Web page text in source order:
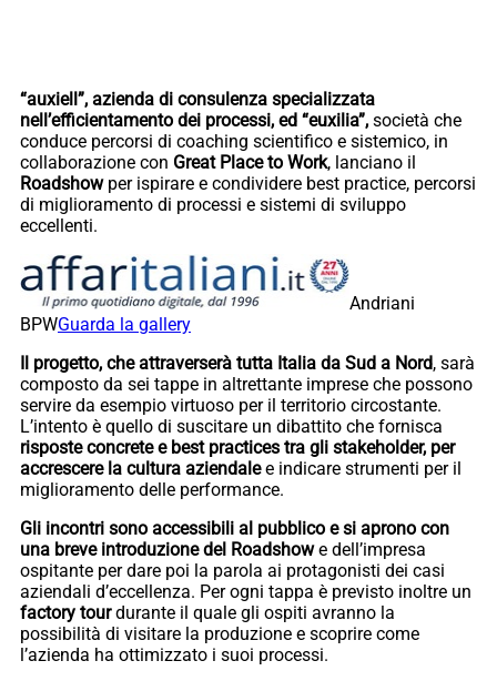
“auxiell”, azienda di consulenza specializzata
nell’efficientamento dei processi, ed “euxilia”, società che
conduce percorsi di coaching scientifico e sistemico, in
collaborazione con Great Place to Work, lanciano il
Roadshowper ispirare e condividere best practice, percorsi
di miglioramento di processi e sistemi di sviluppo
eccellenti.
Andriani
BPWGuarda la gallery
Il progetto, che attraverserà tutta Italia da Sud a Nord, sarà
composto da sei tappe in altrettante imprese che possono
servire da esempio virtuoso per il territorio circostante.
L’intento è quello di suscitare un dibattito che fornisca
risposte concrete e best practices tra gli stakeholder, per
accrescere la cultura aziendalee indicare strumenti per il
miglioramento delle performance.
Gli incontri sono accessibili al pubblico e si aprono con
una breve introduzione del Roadshowe dell’impresa
ospitante per dare poi la parola ai protagonisti dei casi
aziendali d’eccellenza. Per ogni tappa è previsto inoltre un
factory tourdurante il quale gli ospiti avranno la
possibilità di visitare la produzione e scoprire come
l’azienda ha ottimizzato i suoi processi.